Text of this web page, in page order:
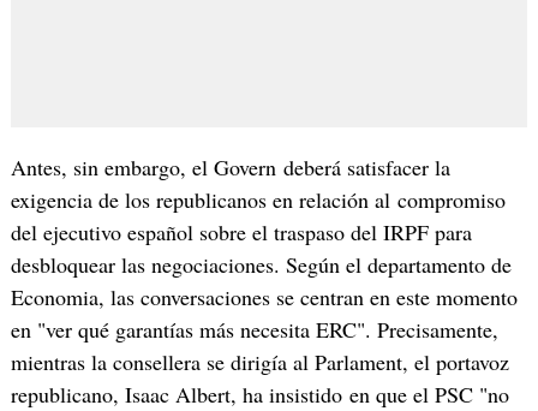
Antes, sin embargo, el Govern deberá satisfacer la
exigencia de los republicanos en relación al compromiso
del ejecutivo español sobre el traspaso del IRPF para
desbloquear las negociaciones. Según el departamento de
Economia, las conversaciones se centran en este momento
en "ver qué garantías más necesita ERC". Precisamente,
mientras la consellera se dirigía al Parlament, el portavoz
republicano, Isaac Albert, ha insistido en que el PSC "no